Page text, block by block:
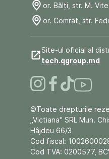
or. Bălți, str. M.
or. Comrat, str.
Site-ul oficial al
tech.qgroup.md
©Toate drepturile
„Victiana" SRL Mun.
Hâjdeu 66/3
Cod fiscal:
Cod TVA: 0200577,